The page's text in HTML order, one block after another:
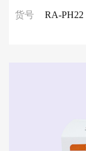
货号 RA-PH22